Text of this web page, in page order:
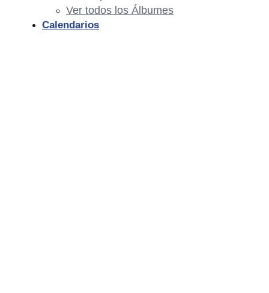
Ver todos los Álbumes
Calendarios